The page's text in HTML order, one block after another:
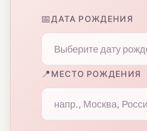
📅ДАТА РОЖДЕНИЯ
📍МЕСТО РОЖДЕНИЯ